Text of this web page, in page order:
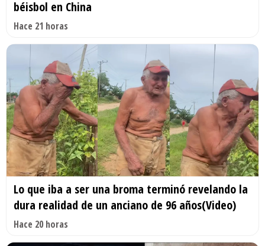
béisbol en China
Hace 21 horas
Lo que iba a ser una broma terminó revelando la
dura realidad de un anciano de 96 años(Video)
Hace 20 horas